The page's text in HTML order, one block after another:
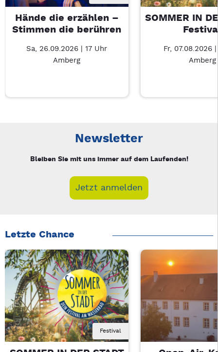
Hände die erzählen –
Stimmen die berühren
Sa, 26.09.2026 | 17 Uhr
Amberg
SOMMER IN
Fr, 07.08.2026
Amberg
Newsletter
Bleiben Sie mit uns immer auf dem Laufenden!
Jetzt anmelden
Letzte Chance
Festival